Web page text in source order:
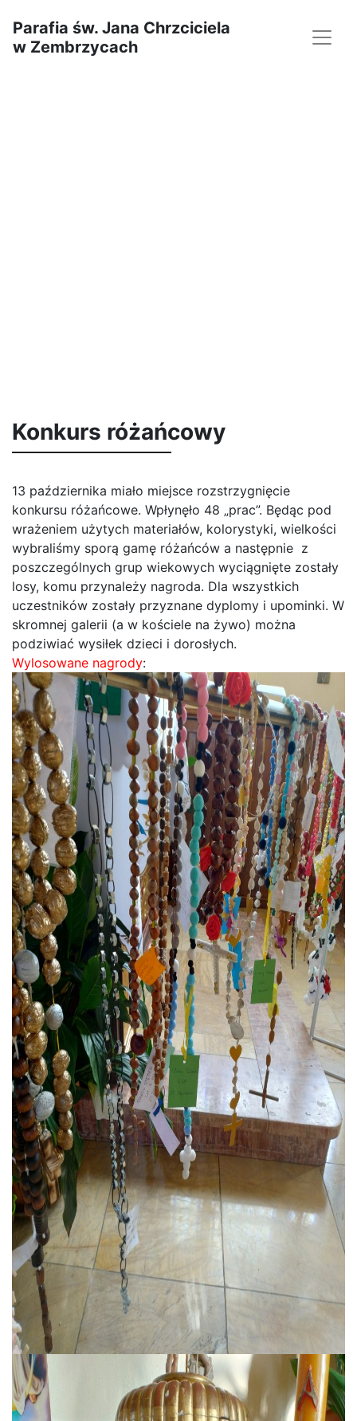
Parafia św. Jana Chrzciciela
w Zembrzycach
Konkurs różańcowy
13 października miało miejsce rozstrzygnięcie
konkursu różańcowe. Wpłynęło 48 „prac”. Będąc pod
wrażeniem użytych materiałów, kolorystyki, wielkości
wybraliśmy sporą gamę różańców a następnie z
poszczególnych grup wiekowych wyciągnięte zostały
losy, komu przynależy nagroda. Dla wszystkich
uczestników zostały przyznane dyplomy i upominki. W
skromnej galerii (a w kościele na żywo) można
podziwiać wysiłek dzieci i dorosłych.
Wylosowane nagrody: